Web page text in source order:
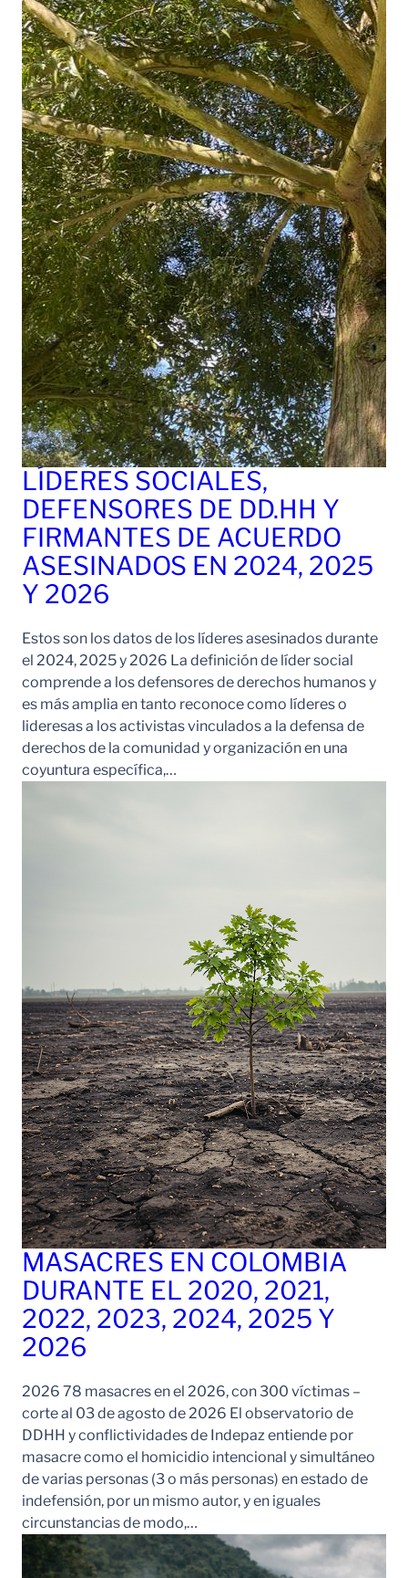
LÍDERES SOCIALES,
DEFENSORES DE DD.HH Y
FIRMANTES DE ACUERDO
ASESINADOS EN 2024, 2025
Y 2026
Estos son los datos de los líderes asesinados durante
el 2024, 2025 y 2026 La definición de líder social
comprende a los defensores de derechos humanos y
es más amplia en tanto reconoce como líderes o
lideresas a los activistas vinculados a la defensa de
derechos de la comunidad y organización en una
coyuntura específica,…
MASACRES EN COLOMBIA
DURANTE EL 2020, 2021,
2022, 2023, 2024, 2025 Y
2026
2026 78 masacres en el 2026, con 300 víctimas –
corte al 03 de agosto de 2026 El observatorio de
DDHH y conflictividades de Indepaz entiende por
masacre como el homicidio intencional y simultáneo
de varias personas (3 o más personas) en estado de
indefensión, por un mismo autor, y en iguales
circunstancias de modo,…